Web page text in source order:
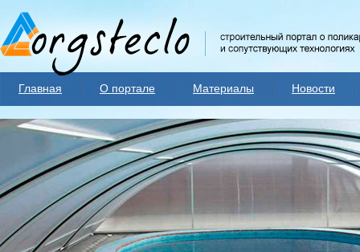
Главная О портале Материалы Новости